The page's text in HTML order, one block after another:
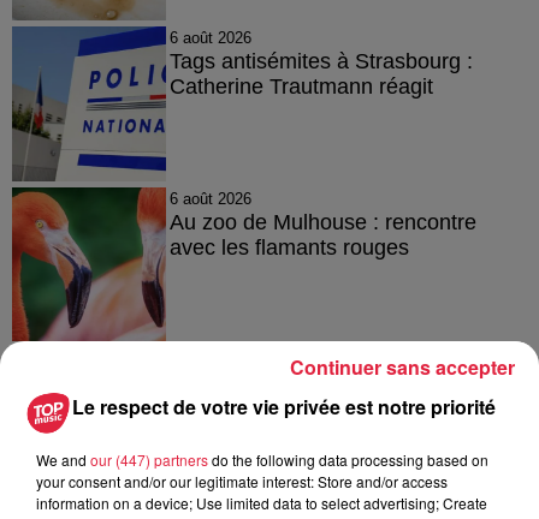
6 août 2026
Tags antisémites à Strasbourg :
Catherine Trautmann réagit
6 août 2026
Au zoo de Mulhouse : rencontre
avec les flamants rouges
À découvrir également
Le respect de votre vie privée est notre priorité
We and our (447) partnersdo the following data processing based on
your consent and/or our legitimate interest: Store and/or access
information on a device; Use limited data to select advertising; Create
Continuer sans accepter